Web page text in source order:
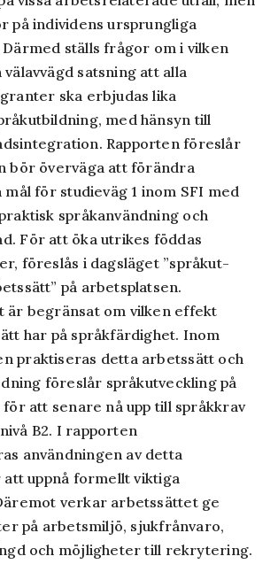
på individens ursprungliga
Därmed ställs frågor om i vilken
satsning att alla
ska erbjudas lika
med hänsyn till
Rapporten föreslår
bör överväga att förändra
för studieväg 1 inom SFI med
språkanvändning och
För att öka utrikes föddas
föreslås i dagsläget ”språkut­
på arbetsplatsen.
är begränsat om vilken effekt
har på språkfärdighet. Inom
praktiseras detta arbetssätt och
föreslår språkutveckling på
att senare nå upp till språkkrav
B2. I rapporten
användningen av detta
uppnå formellt viktiga
verkar arbetssättet ge
på arbetsmiljö, sjukfrånvaro,
och möjligheter till rekrytering.